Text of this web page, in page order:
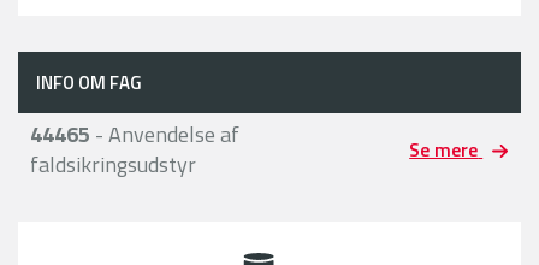
INFO OM FAG
44465 - Anvendelse af
faldsikringsudstyr
Se mere